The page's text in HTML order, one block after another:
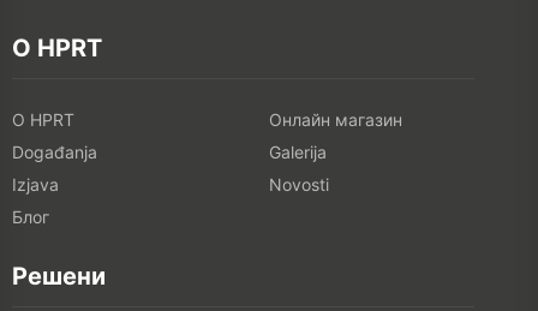
O HPRT
O HPRT
Онлайн магазин
Događanja
Galerija
Izjava
Novosti
Блог
Решени